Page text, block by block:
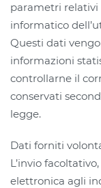
parametri relativi
informatico
Questi dati
informazioni
controllarne il
conservati
legge.
Dati forniti
L’invio
elettronica agli